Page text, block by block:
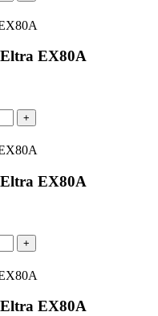
EX80A
+
EX80A
+
EX80A